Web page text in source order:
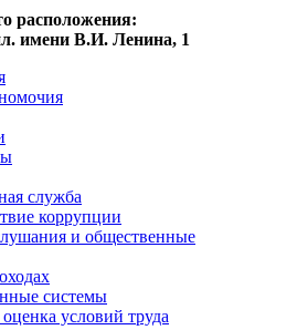
расположения:
имени В.И. Ленина, 1
служба
коррупции
и общественные
системы
условий труда